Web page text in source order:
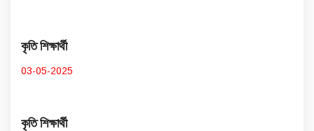
কৃতি শিক্ষার্থী
03-05-2025
কৃতি শিক্ষার্থী